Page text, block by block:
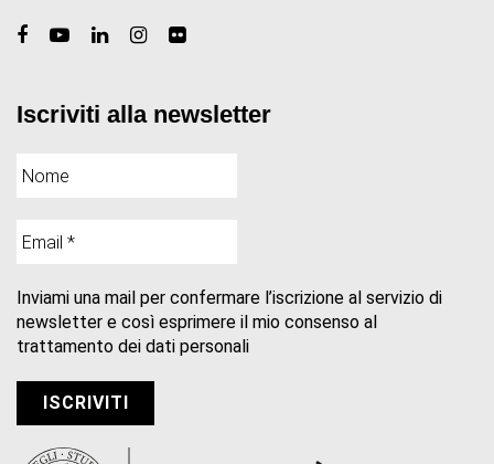
Iscriviti alla newsletter
Inviami una mail per confermare l’iscrizione al servizio di
newsletter e così esprimere il mio consenso al
trattamento dei dati personali